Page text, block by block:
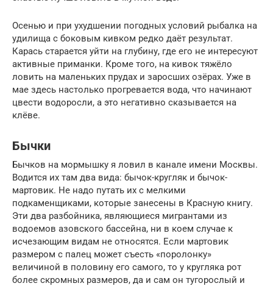
Осенью и при ухудшении погодных условий рыбалка на
удилища с боковым кивком редко даёт результат.
Карась старается уйти на глубину, где его не интересуют
активные приманки. Кроме того, на кивок тяжёло
ловить на маленьких прудах и заросших озёрах. Уже в
мае здесь настолько прогревается вода, что начинают
цвести водоросли, а это негативно сказывается на
клёве.
Бычки
Бычков на мормышку я ловил в канале имени Москвы.
Водится их там два вида: бычок-кругляк и бычок-
мартовик. Не надо путать их с мелкими
подкаменщиками, которые занесены в Красную книгу.
Эти два разбойника, являющиеся мигрантами из
водоемов азовского бассейна, ни в коем случае к
исчезающим видам не относятся. Если мартовик
размером с палец может съесть «поролонку»
величиной в половину его самого, то у кругляка рот
более скромных размеров, да и сам он тугорослый и